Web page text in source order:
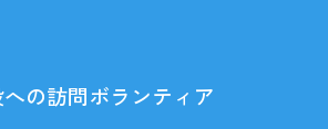
の訪問ボランティア